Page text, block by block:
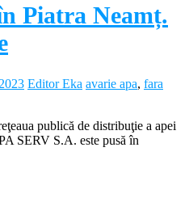
Piatra Neamț.
Editor Eka avarie apa, fara
publică de distribuţie a apei
SERV S.A. este pusă în